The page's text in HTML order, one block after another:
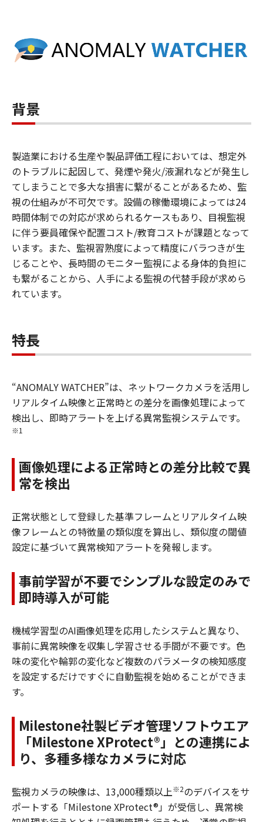
背景
製造業における生産や製品評価工程においては、想定外
のトラブルに起因して、発煙や発火/液漏れなどが発生し
てしまうことで多大な損害に繋がることがあるため、監
視の仕組みが不可欠です。設備の稼働環境によっては24
時間体制での対応が求められるケースもあり、目視監視
に伴う要員確保や配置コスト/教育コストが課題となって
います。また、監視習熟度によって精度にバラつきが生
じることや、長時間のモニター監視による身体的負担に
も繋がることから、人手による監視の代替手段が求めら
れています。
特長
“ANOMALY WATCHER”は、ネットワークカメラを活用し
リアルタイム映像と正常時との差分を画像処理によって
検出し、即時アラートを上げる異常監視システムです。
※1
画像処理による正常時との差分比較で異
常を検出
正常状態として登録した基準フレームとリアルタイム映
像フレームとの特徴量の類似度を算出し、類似度の閾値
設定に基づいて異常検知アラートを発報します。
事前学習が不要でシンプルな設定のみで
即時導入が可能
機械学習型のAI画像処理を応用したシステムと異なり、
事前に異常映像を収集し学習させる手間が不要です。色
味の変化や輪郭の変化など複数のパラメータの検知感度
を設定するだけですぐに自動監視を始めることができま
す。
Milestone社製ビデオ管理ソフトウエア
「Milestone XProtect®」との連携によ
り、多種多様なカメラに対応
監視カメラの映像は、13,000種類以上※2のデバイスをサ
ポートする「Milestone XProtect®」が受信し、異常検